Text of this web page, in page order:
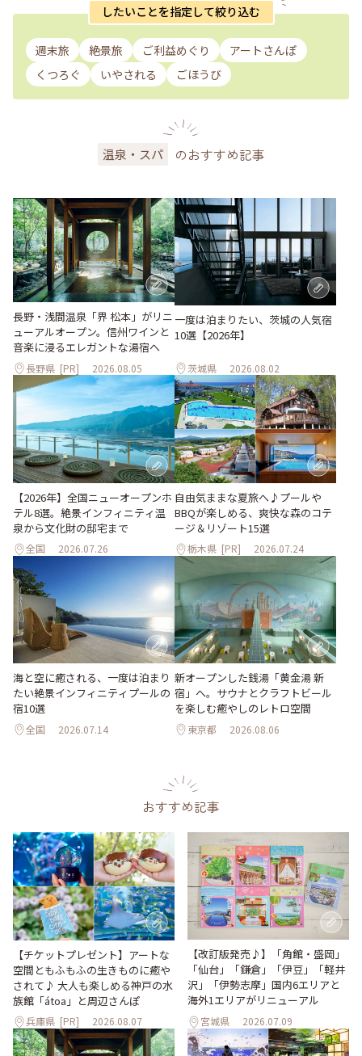
したいことを指定して絞り込む
週末旅 絶景旅 ご利益めぐり
アートさんぽ
くつろぐ
いやされる ごほうび
温泉・スパ のおすすめ記事
長野・浅間温泉「界 松本」がリニ
ューアルオープン。信州ワインと
音楽に浸るエレガントな湯宿へ
長野県 [PR] 2026.08.05
一度は泊まりたい、茨城の人気宿
10選【2026年】
茨城県 2026.08.02
【2026年】全国ニューオープンホ
テル8選。絶景インフィニティ温
泉から文化財の邸宅まで
全国 2026.07.26
自由気ままな夏旅へ♪プールや
BBQが楽しめる、爽快な森のコテ
ージ＆リゾート15選
栃木県 [PR] 2026.07.24
海と空に癒される、一度は泊まり
たい絶景インフィニティプールの
宿10選
全国 2026.07.14
新オープンした銭湯「黄金湯 新
宿」へ。サウナとクラフトビール
を楽しむ癒やしのレトロ空間
東京都 2026.08.06
おすすめ記事
【チケットプレゼント】アートな
空間ともふもふの生きものに癒や
されて♪ 大人も楽しめる神戸の水
族館「átoa」と周辺さんぽ
兵庫県 [PR] 2026.08.07
【改訂版発売♪】「角館・盛岡」
「仙台」「鎌倉」「伊豆」「軽井
沢」「伊勢志摩」国内6エリアと
海外1エリアがリニューアル
宮城県 2026.07.09